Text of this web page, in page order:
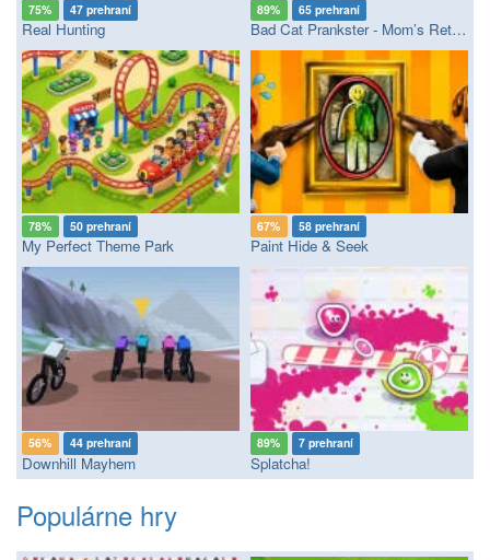
75% 47 prehraní
Real Hunting
89% 65 prehraní
Bad Cat Prankster - Mom’s Return
78% 50 prehraní
My Perfect Theme Park
67% 58 prehraní
Paint Hide & Seek
56% 44 prehraní
Downhill Mayhem
89% 7 prehraní
Splatcha!
Populárne hry